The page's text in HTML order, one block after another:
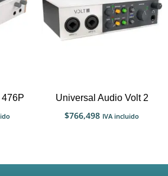
Universal Audio Volt 2
$766,498 IVA incluido